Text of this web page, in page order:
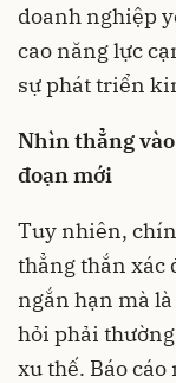
doanh nghiệp
cao năng lực
sự phát triển
Nhìn thẳng
đoạn mới
Tuy nhiên,
thẳng thắn xác
ngắn hạn mà
hỏi phải
xu thế. Báo